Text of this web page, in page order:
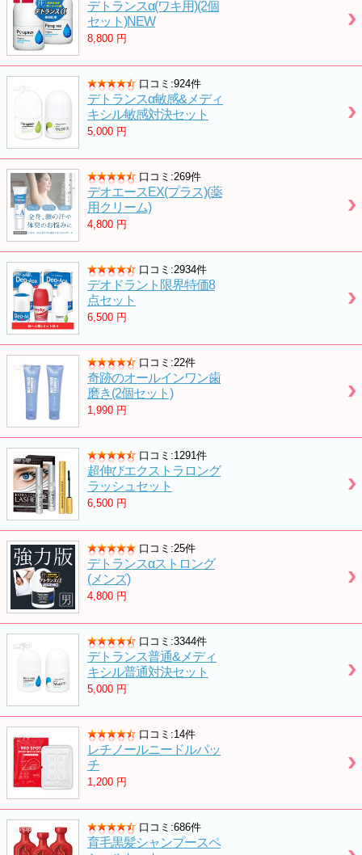
デトランスα(ワキ用)(2個
セット)NEW
8,800 円
口コミ:924件
デトランスα敏感&メディ
キシル敏感対決セット
5,000 円
口コミ:269件
デオエースEX(プラス)(薬
用クリーム)
4,800 円
口コミ:2934件
デオドラント限界特価8
点セット
6,500 円
口コミ:22件
奇跡のオールインワン歯
磨き(2個セット)
1,990 円
口コミ:1291件
超伸びエクストラロング
ラッシュセット
6,500 円
口コミ:25件
デトランスαストロング
(メンズ)
4,800 円
口コミ:3344件
デトランス普通&メディ
キシル普通対決セット
5,000 円
口コミ:14件
レチノールニードルパッ
チ
1,200 円
口コミ:686件
育毛黒髪シャンプースペ